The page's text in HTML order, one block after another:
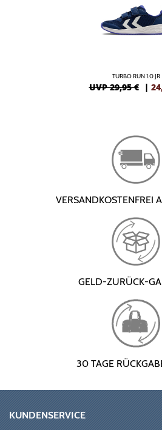
TURBO RUN 1.0 JR
UVP 29,95 € |
VERSANDKOSTENFREI
GELD-ZURÜCK-
30 TAGE
KUNDENSERVICE